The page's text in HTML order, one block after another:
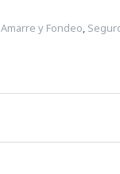
Amarre y Fondeo